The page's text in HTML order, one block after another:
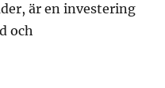
är en investering
och